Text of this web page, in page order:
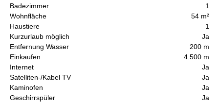
Badezimmer
1
Wohnfläche
54 m²
Haustiere
1
Kurzurlaub möglich
Ja
Entfernung Wasser
200 m
Einkaufen
4.500 m
Internet
Ja
Satelliten-/Kabel TV
Ja
Kaminofen
Ja
Geschirrspüler
Ja